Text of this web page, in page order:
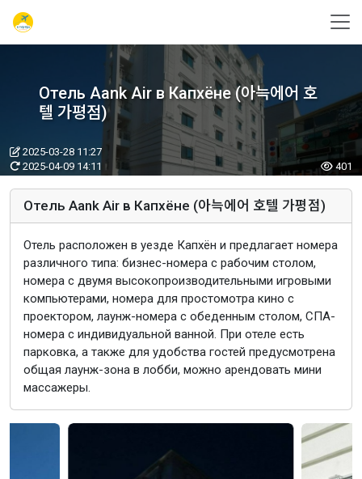
Отель Aank Air в Капхёне (아늑에어 호
텔 가평점)
2025-03-28 11:27
2025-04-09 14:11
401
Отель Aank Air в Капхёне (아늑에어 호텔 가평점)
Отель расположен в уезде Капхён и предлагает номера
различного типа: бизнес-номера с рабочим столом,
номера с двумя высокопроизводительными игровыми
компьютерами, номера для простомотра кино с
проектором, лаунж-номера с обеденным столом, СПА-
номера с индивидуальной ванной. При отеле есть
парковка, а также для удобства гостей предусмотрена
общая лаунж-зона в лобби, можно арендовать мини
массажеры.